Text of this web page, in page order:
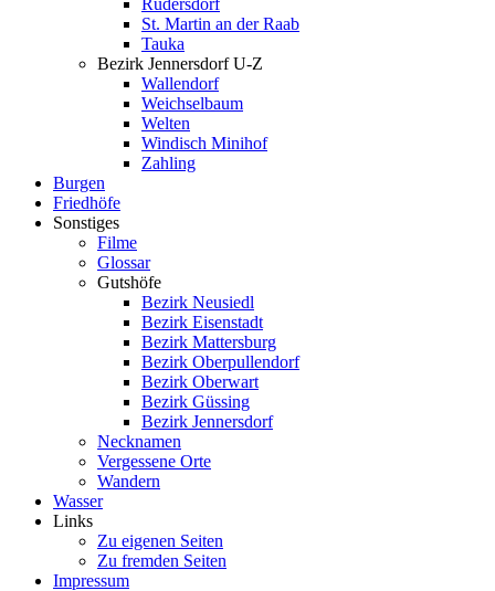
Rudersdorf
St. Martin an der Raab
Tauka
Bezirk Jennersdorf U-Z
Wallendorf
Weichselbaum
Welten
Windisch Minihof
Zahling
Burgen
Friedhöfe
Sonstiges
Filme
Glossar
Gutshöfe
Bezirk Neusiedl
Bezirk Eisenstadt
Bezirk Mattersburg
Bezirk Oberpullendorf
Bezirk Oberwart
Bezirk Güssing
Bezirk Jennersdorf
Necknamen
Vergessene Orte
Wandern
Wasser
Links
Zu eigenen Seiten
Zu fremden Seiten
Impressum